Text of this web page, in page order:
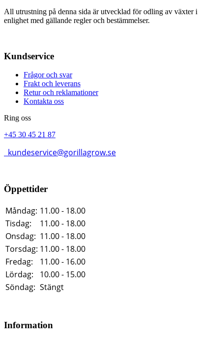
All utrustning på denna sida är utvecklad för odling av växter i
enlighet med gällande regler och bestämmelser.
Kundservice
Frågor och svar
Frakt och leverans
Retur och reklamationer
Kontakta oss
Ring oss
+45 30 45 21 87
kundeservice@gorillagrow.se
Öppettider
Måndag: 11.00 - 18.00
Tisdag:
11.00 - 18.00
Onsdag: 11.00 - 18.00
Torsdag: 11.00 - 18.00
Fredag:
11.00 - 16.00
Lördag:
10.00 - 15.00
Söndag: Stängt
Information